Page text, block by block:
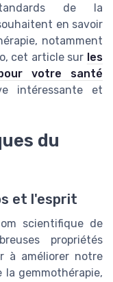
de la
en savoir
notamment
cet article sur les
votre santé
intéressante et
du
et l'esprit
scientifique de
propriétés
à améliorer notre
gemmothérapie,